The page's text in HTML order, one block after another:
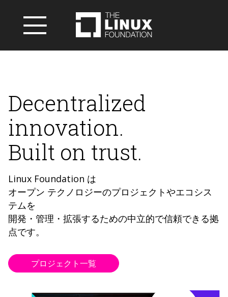
Decentralized
innovation.
Built on trust.
Linux Foundation は
オープン テクノロジーのプロジェクトやエコシス
テムを
開発・管理・拡張するための中立的で信頼できる拠
点です。
プロジェクト一覧